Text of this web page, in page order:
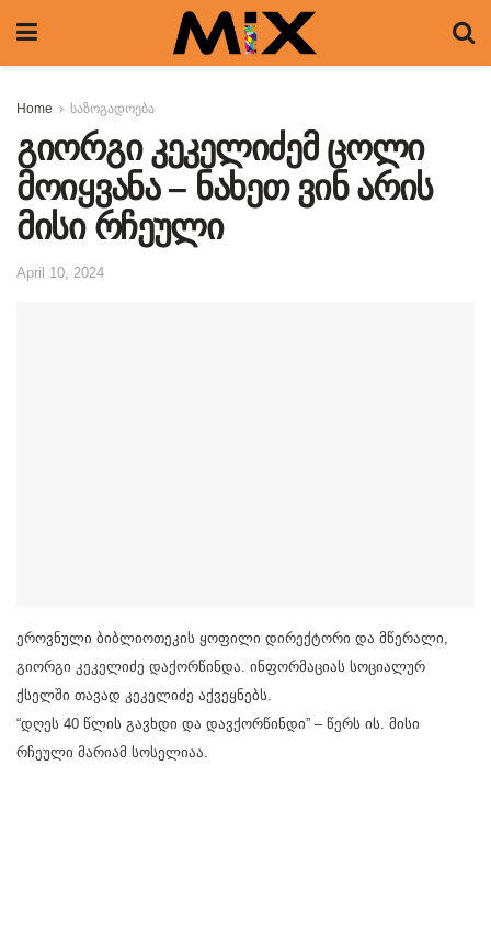
Home საზოგადოება
გიორგი კეკელიძემ ცოლი
მოიყვანა – ნახეთ ვინ არის
მისი რჩეული
April 10, 2024
ეროვნული ბიბლიოთეკის ყოფილი დირექტორი და მწერალი,
გიორგი კეკელიძე დაქორწინდა. ინფორმაციას სოციალურ
ქსელში თავად კეკელიძე აქვეყნებს.
“დღეს 40 წლის გავხდი და დავქორწინდი” – წერს ის. მისი
რჩეული მარიამ სოსელიაა.